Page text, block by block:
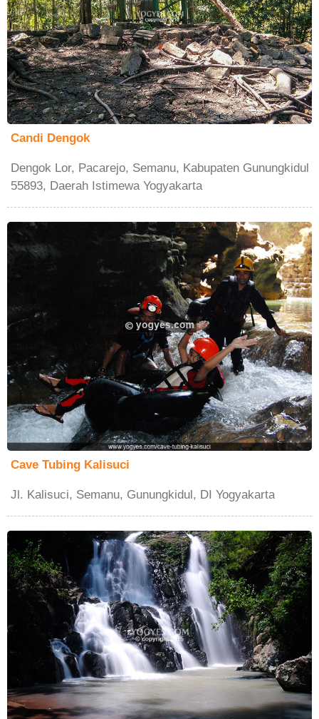
Candi Dengok
Dengok Lor, Pacarejo, Semanu, Kabupaten Gunungkidul
55893, Daerah Istimewa Yogyakarta
Cave Tubing Kalisuci
Jl. Kalisuci, Semanu, Gunungkidul, DI Yogyakarta